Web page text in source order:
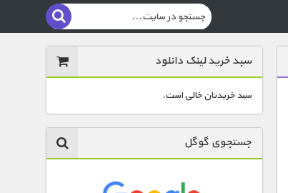
سبد خرید لینک دانلود
سبد خریدتان خالی است.
جستجوی گوگل